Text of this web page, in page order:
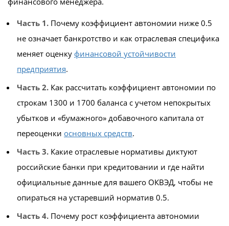
Часть 1. Почему коэффициент автономии ниже 0.5
не означает банкротство и как отраслевая специфика
меняет оценку финансовой устойчивости
предприятия.
Часть 2. Как рассчитать коэффициент автономии по
строкам 1300 и 1700 баланса с учетом непокрытых
убытков и «бумажного» добавочного капитала от
переоценки основных средств.
Часть 3. Какие отраслевые нормативы диктуют
российские банки при кредитовании и где найти
официальные данные для вашего ОКВЭД, чтобы не
опираться на устаревший норматив 0.5.
Часть 4. Почему рост коэффициента автономии